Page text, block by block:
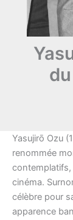
Yasujirō Ozu
renommée
contemplatifs,
cinéma.
célèbre pour
apparence